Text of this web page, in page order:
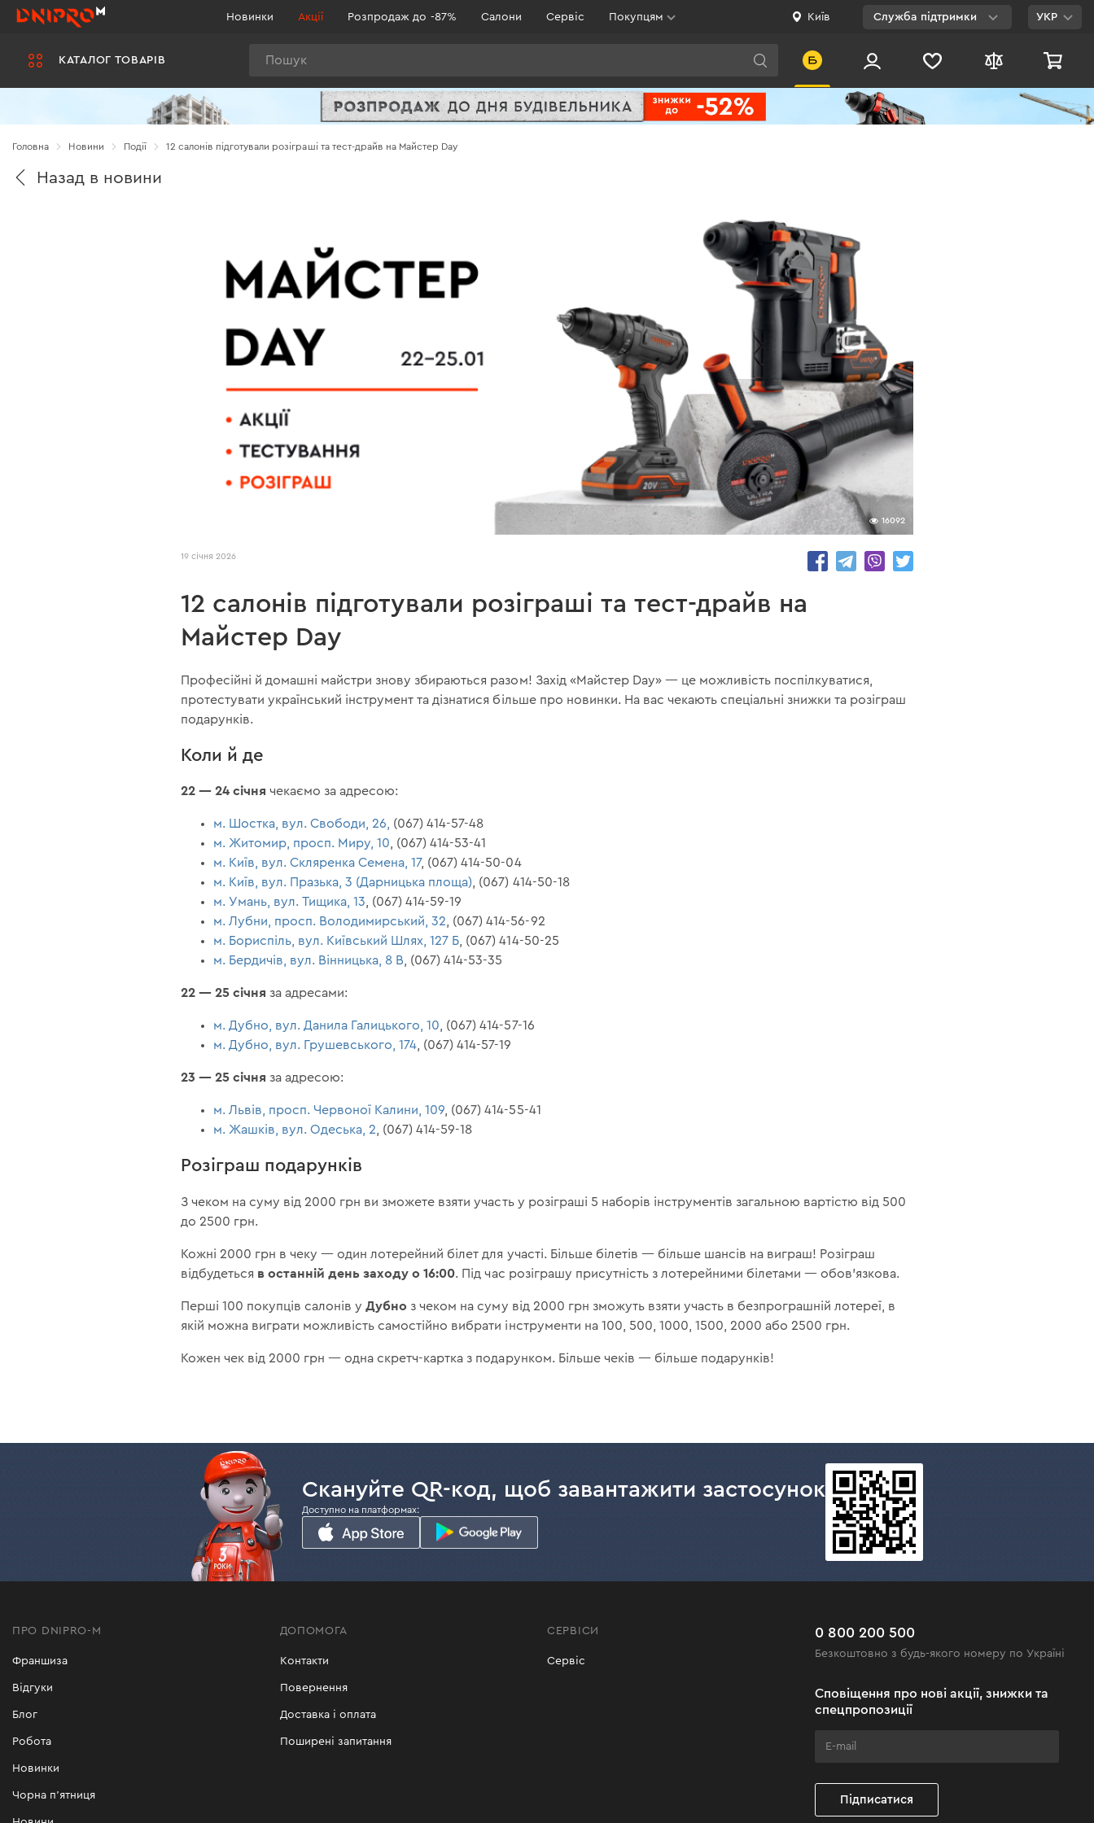
КАТАЛОГ ТОВАРІВ
Новинки Акції Розпродаж до -87% Салони Сервіс Покупцям Київ Служба підтримки
Viber
УКР
Головна Новини Події 12 салонів підготували розіграші та тест-драйв на Майстер Day
Назад в новини
16092
19 січня 2026
12 салонів підготували розіграші та тест-драйв на
Майстер Day
Професійні й домашні майстри знову збираються разом! Захід «Майстер Day» — це можливість поспілкуватися,
протестувати український інструмент та дізнатися більше про новинки. На вас чекають спеціальні знижки та розіграш
подарунків.
Коли й де
22 — 24 січня чекаємо за адресою:
м. Шостка, вул. Свободи, 26,
(067) 414-57-48
м. Житомир, просп. Миру, 10 , (067) 414-53-41
м. Київ, вул. Скляренка Семена, 17, (067) 414-50-04
м. Київ, вул. Празька, 3 (Дарницька площа) , (067) 414-50-18
м. Умань, вул. Тищика, 13 , (067) 414-59-19
м. Лубни, просп. Володимирський, 32 , (067) 414-56-92
м. Бориспіль, вул. Київський Шлях, 127 Б , (067) 414-50-25
м. Бердичів, вул. Вінницька, 8 В , (067) 414-53-35
22 — 25 січня за адресами:
м. Дубно, вул. Данила Галицького, 10 , (067) 414-57-16
м. Дубно, вул. Грушевського, 174 , (067) 414-57-19
23 — 25 січня за адресою:
м. Львів, просп. Червоної Калини, 109 , (067) 414-55-41
м. Жашків, вул. Одеська, 2 , (067) 414-59-18
Розіграш подарунків
З чеком на суму від 2000 грн ви зможете взяти участь у розіграші 5 наборів інструментів загальною вартістю від 500
до 2500 грн.
Кожні 2000 грн в чеку — один лотерейний білет для участі. Більше білетів — більше шансів на виграш! Розіграш
відбудеться в останній день заходу о 16:00. Під час розіграшу присутність з лотерейними білетами — обов'язкова.
Перші 100 покупців салонів уДубно з чеком на суму від 2000 грн зможуть взяти участь в безпрограшній лотереї, в
якій можна виграти можливість самостійно вибрати інструменти на 100, 500, 1000, 1500, 2000 або 2500 грн.
Кожен чек від 2000 грн — одна скретч-картка з подарунком. Більше чеків — більше подарунків!
Скануйте QR-код, щоб завантажити застосунок
Доступно на платформах:
ПРО DNIPRO-M
Франшиза
Відгуки
Блог
Робота
Новинки
Чорна п'ятниця
ДОПОМОГА
Контакти
Повернення
Доставка і оплата
Поширені запитання
СЕРВІСИ
Сервіс
0 800 200 500
Безкоштовно з будь-якого номеру по Україні
Сповіщення про нові акції, знижки та
спецпропозиції
Підписатися